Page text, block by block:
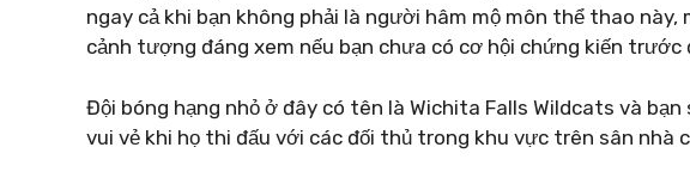
ngay cả khi bạn không phải là người hâm mộ môn thể thao
cảnh tượng đáng xem nếu bạn chưa có cơ hội chứng kiến ​​trước
Đội bóng hạng nhỏ ở đây có tên là Wichita Falls Wildcats và
vui vẻ khi họ thi đấu với các đối thủ trong khu vực trên sân nhà